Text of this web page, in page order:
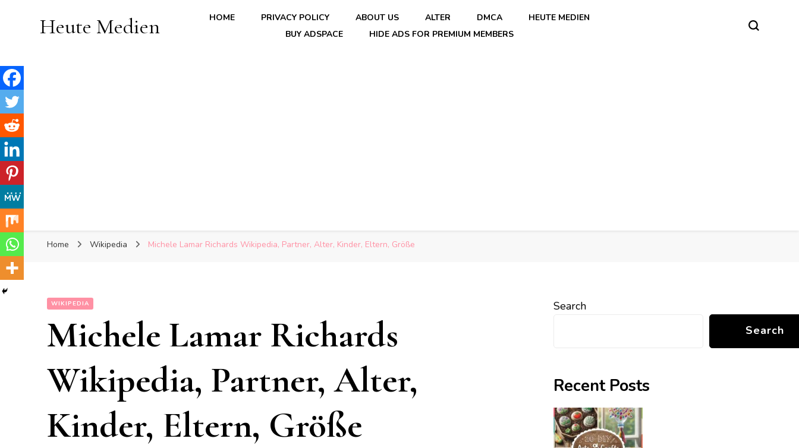
Heute Medien HOME PRIVACY POLICY ABOUT US ALTER DMCA
HEUTE MEDIEN
BUY ADSPACE
HIDE ADS FOR PREMIUM MEMBERS
Home Wikipedia Michele Lamar Richards Wikipedia, Partner, Alter, Kinder, Eltern, Größe
WIKIPEDIA
Michele Lamar Richards
Wikipedia, Partner, Alter,
Kinder, Eltern, Größe
Search
Search
Recent Posts